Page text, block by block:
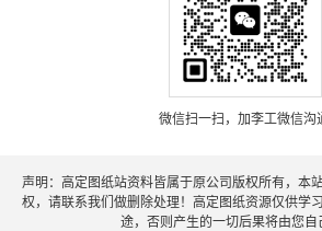
微信扫一扫，加李工微信沟
声明：高定图纸站资料皆属于原公司版权所有，本
权，请联系我们做删除处理！高定图纸资源仅供学
途，否则产生的一切后果将由您自